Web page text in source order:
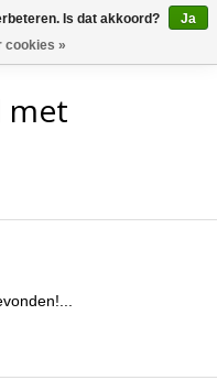
met
Is dat akkoord?
Ja
cookies »